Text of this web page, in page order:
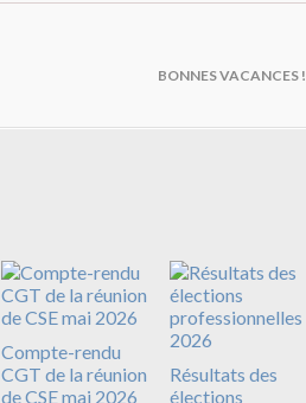
BONNES VACANCES !
Compte-rendu
CGT de la réunion
de CSE mai 2026
Résultats des
élections